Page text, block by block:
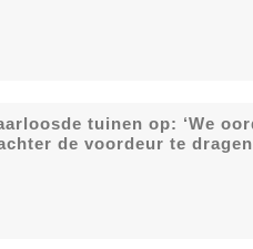
tuinen op: ‘We
de voordeur te dragen